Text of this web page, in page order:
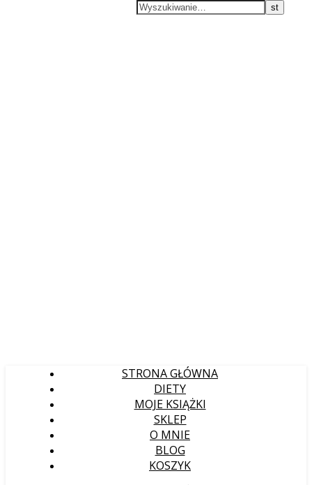
STRONA GŁÓWNA
DIETY
MOJE KSIĄŻKI
SKLEP
O MNIE
BLOG
KOSZYK